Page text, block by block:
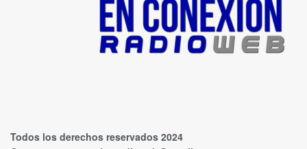
Todos los derechos reservados 2024